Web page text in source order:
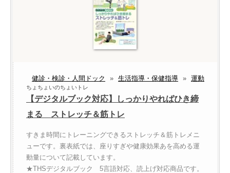
健診・検診・人間ドック » 生活指導・保健指導 » 運動
ちょちょいのちょいトレ
【デジタルブック対応】しっかりやればひき締
まる ストレッチ＆筋トレ
すきま時間にトレーニングできるストレッチ＆筋トレメニ
ューです。裏表紙では、座りすぎや健康効果あを高める運
動量について記載しています。
★THSデジタルブック 5言語対応、読上げ対応商品です。